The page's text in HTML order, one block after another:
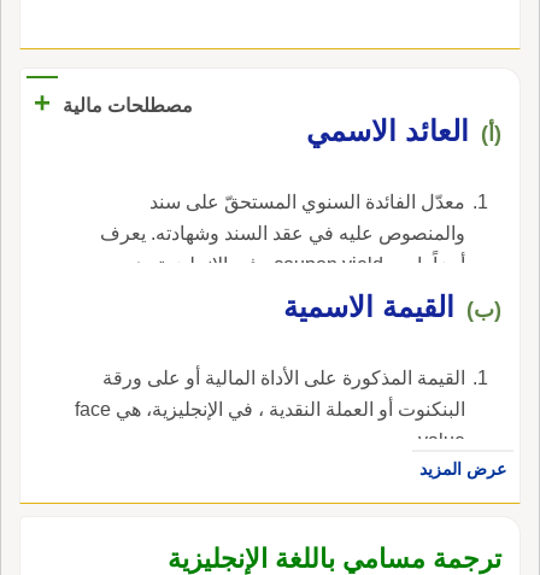
مصطلحات مالية +
(أ) العائد الاسمي
معدّل الفائدة السنوي المستحقّ على سند
والمنصوص عليه في عقد السند وشهادته. يعرف
أيضاً بإسم coupon yield ، في الإنجليزية، هي
nominal yield.
(ب) القيمة الاسمية
القيمة المذكورة على الأداة المالية أو على ورقة
البنكنوت أو العملة النقدية ، في الإنجليزية، هي face
value.
عرض المزيد
ترجمة مسامي باللغة الإنجليزية